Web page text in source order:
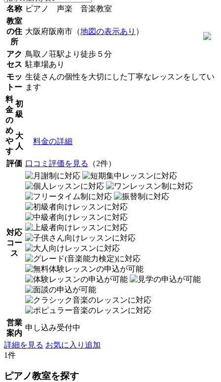
名称 ピアノ 声楽 音楽教室
教室
の住
所
大阪府阪南市（地図の表示あり ）
アク
セス
鳥取ノ荘駅より徒歩５分
駐車場あり
モッ
トー
生徒さんの個性を大切にした丁寧なレッスンをしてい
ます
料
金
の
め
や
す
初
級
大
人
料金の詳細
評価 口コミ評価を見る （2件）
対応
コー
ス
営業
案内
申し込み受付中
詳細を見る お気に入り追加
1件
ピアノ教室を探す